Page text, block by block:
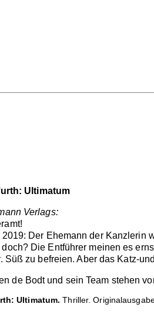
Ultimatum
Verlags:
2019: Der Ehemann der Kanzlerin
Die Entführer meinen es
Süß zu befreien. Aber das Katz-
de Bodt und sein Team stehen
Ultimatum. Thriller.